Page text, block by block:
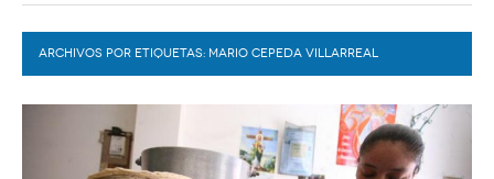
GÓMEZ PALACIO
LERDO
DURANGO
DEPORTES
EXA
COLABORADORES
ARCHIVOS POR ETIQUETAS: MARIO CEPEDA VILLARREAL